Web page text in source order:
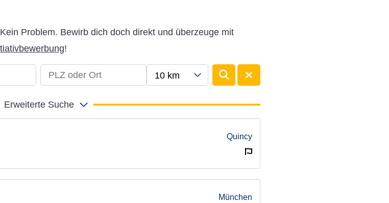
Problem. Bewirb dich doch direkt und überzeuge mit
!
10 km
Erweiterte Suche
Quincy
München